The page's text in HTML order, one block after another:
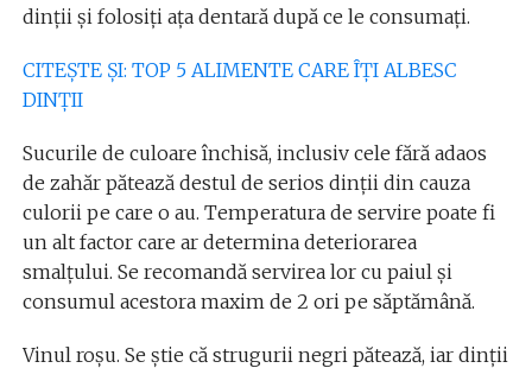
dinţii şi folosiţi aţa dentară după ce le consumaţi.
CITEŞTE ŞI: TOP 5 ALIMENTE CARE ÎŢI ALBESC
DINŢII
Sucurile de culoare închisă, inclusiv cele fără adaos
de zahăr pătează destul de serios dinţii din cauza
culorii pe care o au. Temperatura de servire poate fi
un alt factor care ar determina deteriorarea
smalţului. Se recomandă servirea lor cu paiul şi
consumul acestora maxim de 2 ori pe săptămână.
Vinul roşu. Se ştie că strugurii negri pătează, iar dinţii